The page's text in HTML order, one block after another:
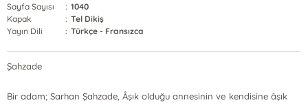
Sayfa Sayısı
: 1040
Kapak
: Tel Dikiş
Yayın Dili
: Türkçe - Fransızca
Şahzade
Bir adam; Sarhan Şahzade, Âşık olduğu annesinin ve kendisine âşık